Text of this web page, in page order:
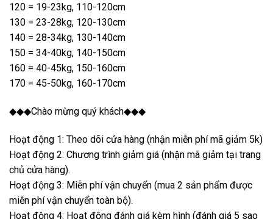
120 = 19-23kg, 110-120cm
130 = 23-28kg, 120-130cm
140 = 28-34kg, 130-140cm
150 = 34-40kg, 140-150cm
160 = 40-45kg, 150-160cm
170 = 45-50kg, 160-170cm
◆◆◆Chào mừng quý khách◆◆◆
Hoạt động 1: Theo dõi cửa hàng (nhận miễn phí mã giảm 5k)
Hoạt động 2: Chương trình giảm giá (nhận mã giảm tại trang
chủ cửa hàng).
Hoạt động 3: Miễn phí vận chuyển (mua 2 sản phẩm được
miễn phí vận chuyển toàn bộ).
Hoạt động 4: Hoạt động đánh giá kèm hình (đánh giá 5 sao